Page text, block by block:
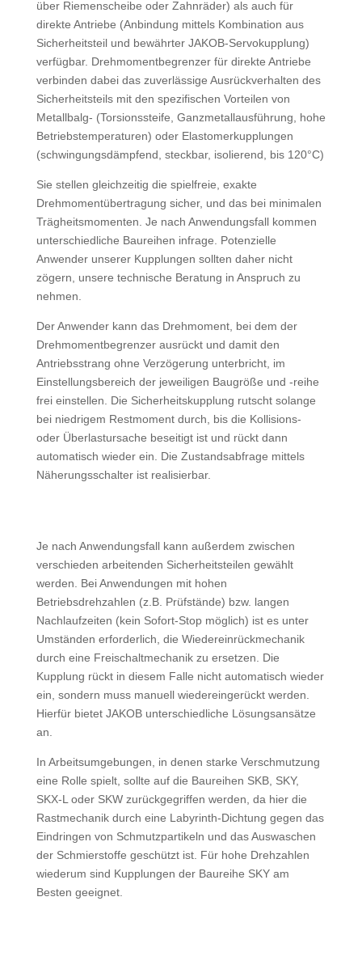
über Riemenscheibe oder Zahnräder) als auch für
direkte Antriebe (Anbindung mittels Kombination aus
Sicherheitsteil und bewährter JAKOB-Servokupplung)
verfügbar. Drehmomentbegrenzer für direkte Antriebe
verbinden dabei das zuverlässige Ausrückverhalten des
Sicherheitsteils mit den spezifischen Vorteilen von
Metallbalg- (Torsionssteife, Ganzmetallausführung, hohe
Betriebstemperaturen) oder Elastomerkupplungen
(schwingungsdämpfend, steckbar, isolierend, bis 120°C)
Sie stellen gleichzeitig die spielfreie, exakte
Drehmomentübertragung sicher, und das bei minimalen
Trägheitsmomenten. Je nach Anwendungsfall kommen
unterschiedliche Baureihen infrage. Potenzielle
Anwender unserer Kupplungen sollten daher nicht
zögern, unsere technische Beratung in Anspruch zu
nehmen.
Der Anwender kann das Drehmoment, bei dem der
Drehmomentbegrenzer ausrückt und damit den
Antriebsstrang ohne Verzögerung unterbricht, im
Einstellungsbereich der jeweiligen Baugröße und -reihe
frei einstellen. Die Sicherheitskupplung rutscht solange
bei niedrigem Restmoment durch, bis die Kollisions-
oder Überlastursache beseitigt ist und rückt dann
automatisch wieder ein. Die Zustandsabfrage mittels
Näherungsschalter ist realisierbar.
Je nach Anwendungsfall kann außerdem zwischen
verschieden arbeitenden Sicherheitsteilen gewählt
werden. Bei Anwendungen mit hohen
Betriebsdrehzahlen (z.B. Prüfstände) bzw. langen
Nachlaufzeiten (kein Sofort-Stop möglich) ist es unter
Umständen erforderlich, die Wiedereinrückmechanik
durch eine Freischaltmechanik zu ersetzen. Die
Kupplung rückt in diesem Falle nicht automatisch wieder
ein, sondern muss manuell wiedereingerückt werden.
Hierfür bietet JAKOB unterschiedliche Lösungsansätze
an.
In Arbeitsumgebungen, in denen starke Verschmutzung
eine Rolle spielt, sollte auf die Baureihen SKB, SKY,
SKX-L oder SKW zurückgegriffen werden, da hier die
Rastmechanik durch eine Labyrinth-Dichtung gegen das
Eindringen von Schmutzpartikeln und das Auswaschen
der Schmierstoffe geschützt ist. Für hohe Drehzahlen
wiederum sind Kupplungen der Baureihe SKY am
Besten geeignet.